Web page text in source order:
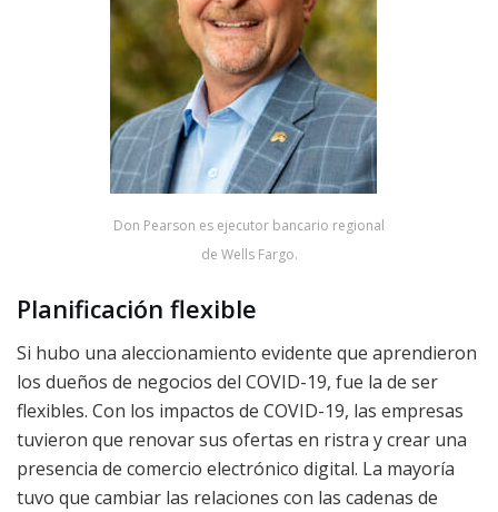
Don Pearson es ejecutor bancario regional
de Wells Fargo.
Planificación flexible
Si hubo una aleccionamiento evidente que aprendieron
los dueños de negocios del COVID-19, fue la de ser
flexibles. Con los impactos de COVID-19, las empresas
tuvieron que renovar sus ofertas en ristra y crear una
presencia de comercio electrónico digital. La mayoría
tuvo que cambiar las relaciones con las cadenas de